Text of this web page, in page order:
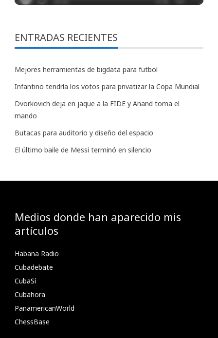
ENTRADAS RECIENTES
Mejores herramientas de bigdata para futbol
Infantino tendría los votos para privatizar la Copa Mundial
Dvorkovich deja en jaque a la FIDE y Anand toma el
mando
Butacas para auditorio y diseño del espacio
El último baile de Messi terminó en silencio
Medios donde han aparecido mis
artículos
Habana Radio
Cubadebate
CubaSí
Cubahora
PanamericanWorld
ChessBase